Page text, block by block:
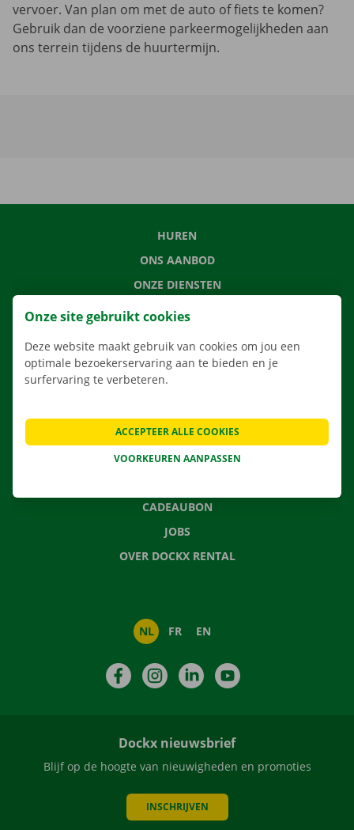
vervoer. Van plan om met de auto of fiets te komen?
Gebruik dan de voorziene parkeermogelijkheden aan
ons terrein tijdens de huurtermijn.
HUREN
ONS AANBOD
ONZE DIENSTEN
LOCATIES
VERHUISOPLOSSINGEN
CONTACTEER ONS
VEELGESTELDE VRAGEN
CADEAUBON
JOBS
OVER DOCKX RENTAL
NL FR EN
FacebookInstagramLinkedIn
Dockx nieuwsbrief
Blijf op de hoogte van nieuwigheden en promoties
INSCHRIJVEN
Onze site gebruikt cookies
Deze website maakt gebruik van cookies om jou een
optimale bezoekerservaring aan te bieden en je
surfervaring te verbeteren.
VOORKEUREN AANPASSEN
ACCEPTEER ALLE COOKIES